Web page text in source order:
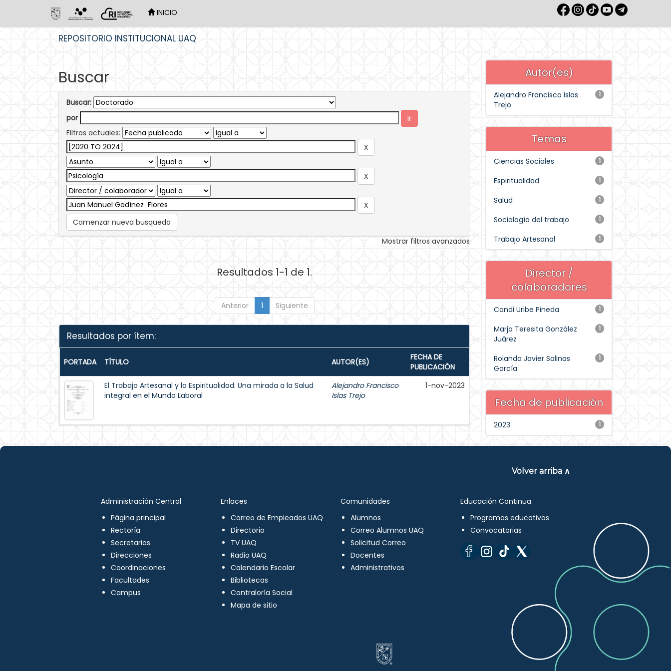
INICIO
REPOSITORIO INSTITUCIONAL UAQ
Buscar
Buscar:
por
Filtros actuales:
Comenzar nueva busqueda
Mostrar filtros avanzados
Resultados 1-1 de 1.
Anterior 1 Siguiente
Resultados por ítem:
PORTADA TÍTULO AUTOR(ES)
FECHA DE
PUBLICACIÓN
El Trabajo Artesanal y la Espiritualidad: Una mirada a la Salud
integral en el Mundo Laboral
Alejandro Francisco
Islas Trejo
1-nov-2023
Autor(es)
1
Alejandro Francisco Islas
Trejo
Temas
1
Ciencias Sociales
1
Espiritualidad
1
Salud
1
Sociología del trabajo
1
Trabajo Artesanal
Director /
colaboradores
1
Candi Uribe Pineda
1
Marja Teresita González
Juárez
1
Rolando Javier Salinas
García
Fecha de publicación
1
2023
Volver arriba ∧
Administración Central
Página principal
Rectoría
Secretarios
Direcciones
Coordinaciones
Facultades
Campus
Enlaces
Correo de Empleados UAQ
Directorio
TV UAQ
Radio UAQ
Calendario Escolar
Bibliotecas
Contraloría Social
Mapa de sitio
Comunidades
Alumnos
Correo Alumnos UAQ
Solicitud Correo
Docentes
Administrativos
Educación Continua
Programas educativos
Convocatorias